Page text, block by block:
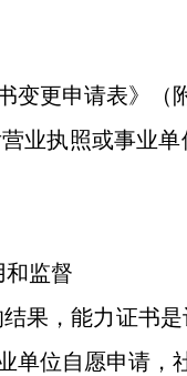
更申请表》（
业执照或事业单
监督
果，能力证书
位自愿申请，